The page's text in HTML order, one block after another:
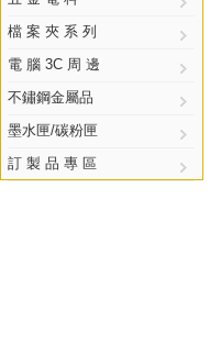
檔 案 夾 系 列
電 腦 3C 周 邊
不鏽鋼金屬品
墨水匣/碳粉匣
訂 製 品 專 區